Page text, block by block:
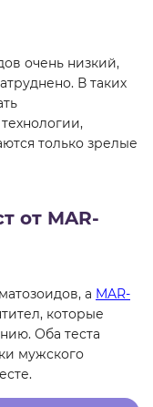
очень низкий,
В таких
только зрелые
от MAR-
а MAR-
которые
Оба теста
мужского